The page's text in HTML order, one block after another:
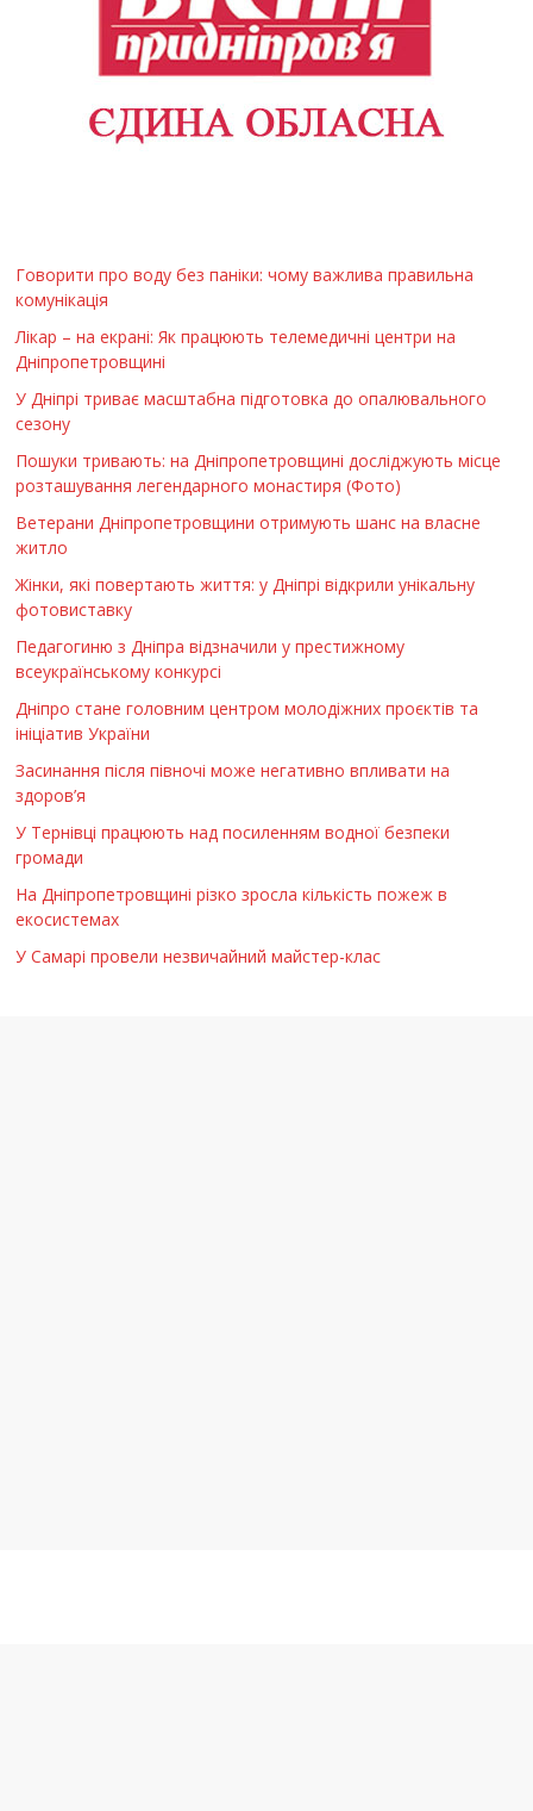
Говорити про воду без паніки: чому важлива правильна
комунікація
Лікар – на екрані: Як працюють телемедичні центри на
Дніпропетровщині
У Дніпрі триває масштабна підготовка до опалювального
сезону
Пошуки тривають: на Дніпропетровщині досліджують місце
розташування легендарного монастиря (Фото)
Ветерани Дніпропетровщини отримують шанс на власне
житло
Жінки, які повертають життя: у Дніпрі відкрили унікальну
фотовиставку
Педагогиню з Дніпра відзначили у престижному
всеукраїнському конкурсі
Дніпро стане головним центром молодіжних проєктів та
ініціатив України
Засинання після півночі може негативно впливати на
здоров’я
У Тернівці працюють над посиленням водної безпеки
громади
На Дніпропетровщині різко зросла кількість пожеж в
екосистемах
У Самарі провели незвичайний майстер-клас